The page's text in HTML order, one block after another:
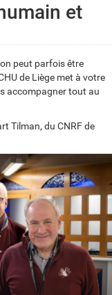
et
peut parfois être
de Liège met à votre
accompagner tout au
Tilman, du CNRF de